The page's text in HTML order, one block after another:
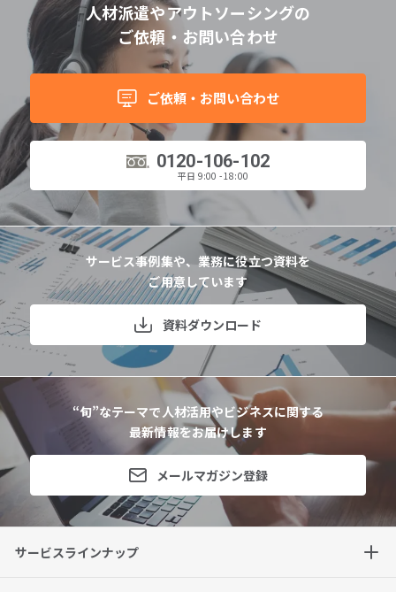
人材派遣やアウトソーシングの
ご依頼・お問い合わせ
ご依頼・お問い合わせ
0120-106-102
平日 9:00 - 18:00
サービス事例集や、業務に役立つ資料を
ご用意しています
資料ダウンロード
“旬”なテーマで人材活用やビジネスに関する
最新情報をお届けします
メールマガジン登録
サービスラインナップ